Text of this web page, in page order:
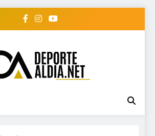
• DEPORTE AL DIA •
Deportivo
#deportealdiaperiodico